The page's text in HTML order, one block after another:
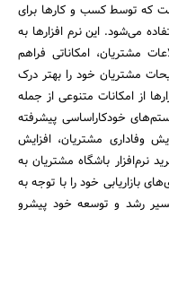
که توسط کسب و کارها برای
می‌شود. این نرم افزارها به
مشتریان، امکاناتی فراهم
مشتریان خود را بهتر درک
از امکانات متنوعی از جمله
خودکاراساسی پیشرفته
وفاداری مشتریان، افزایش
نرم‌افزار باشگاه مشتریان به
بازاریابی خود را با توجه به
رشد و توسعه خود پیشرو